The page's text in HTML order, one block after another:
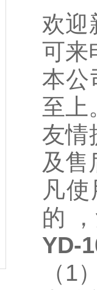
欢迎
可来
本公
至上
友情
及售
凡
的
YD-
（1